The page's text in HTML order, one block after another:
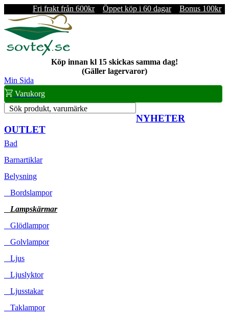
Fri frakt från 600kr Öppet köp i 60 dagar Bonus 100kr
Köp innan kl 15 skickas samma dag!
(Gäller lagervaror)
Min Sida
Varukorg
Sök produkt, varumärke
NYHETER
OUTLET
Bad
Barnartiklar
Belysning
Bordslampor
Lampskärmar
Glödlampor
Golvlampor
Ljus
Ljuslyktor
Ljusstakar
Taklampor